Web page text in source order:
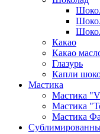
Какао
Какао
Глазурь
Капли
Мастика
Мастика
Мастика
Мастика